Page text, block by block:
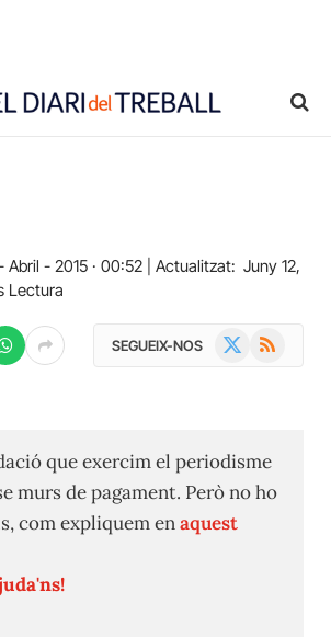
Abril - 2015 · 00:52 Actualitzat: Juny 12,
Lectura
SEGUEIX-NOS RSS
que exercim el periodisme
murs de pagament. Però no ho
com expliquem enaquest